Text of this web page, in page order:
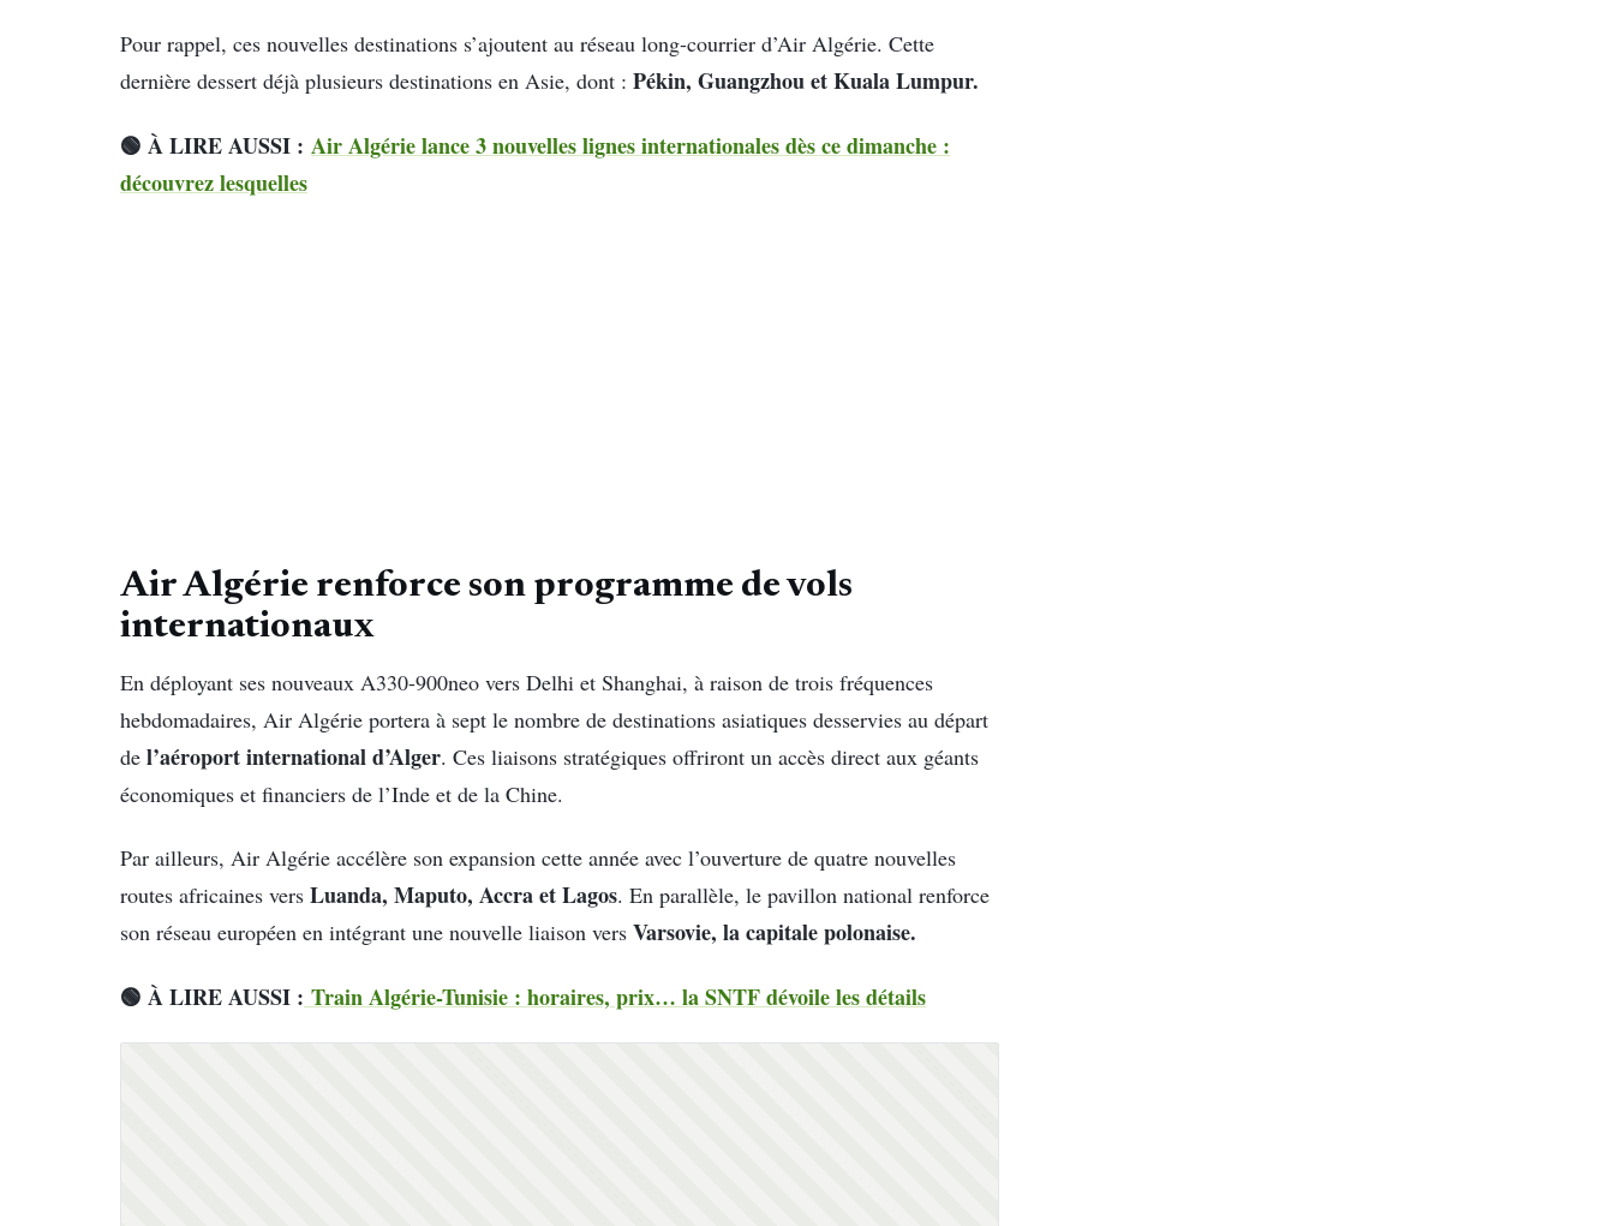
Pour rappel, ces nouvelles destinations s’ajoutent au réseau long-courrier d’Air Algérie. Cette
dernière dessert déjà plusieurs destinations en Asie, dont : Pékin, Guangzhou et Kuala Lumpur.
🟢 À LIRE AUSSI : Air Algérie lance 3 nouvelles lignes internationales dès ce dimanche :
découvrez lesquelles
Air Algérie renforce son programme de vols
internationaux
En déployant ses nouveaux A330-900neo vers Delhi et Shanghai, à raison de trois fréquences
hebdomadaires, Air Algérie portera à sept le nombre de destinations asiatiques desservies au départ
de l’aéroport international d’Alger. Ces liaisons stratégiques offriront un accès direct aux géants
économiques et financiers de l’Inde et de la Chine.
Par ailleurs, Air Algérie accélère son expansion cette année avec l’ouverture de quatre nouvelles
routes africaines vers Luanda, Maputo, Accra et Lagos. En parallèle, le pavillon national renforce
son réseau européen en intégrant une nouvelle liaison vers Varsovie, la capitale polonaise.
🟢 À LIRE AUSSI : Train Algérie-Tunisie : horaires, prix… la SNTF dévoile les détails